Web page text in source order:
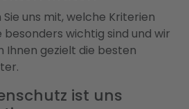
Sie uns mit, welche Kriterien
besonders wichtig sind und wir
Ihnen gezielt die besten
ist uns